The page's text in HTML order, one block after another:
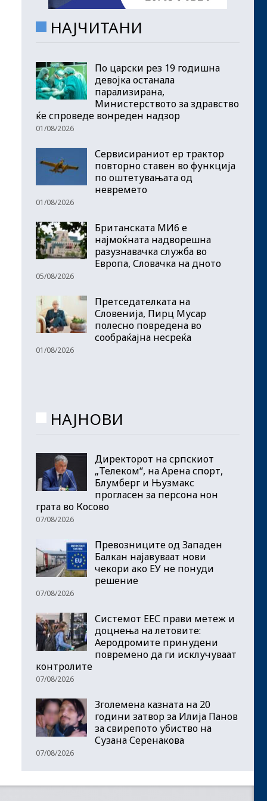
НАЈЧИТАНИ
По царски рез 19 годишна
девојка останала
парализирана,
Министерството за здравство
ќе спроведе вонреден надзор
01/08/2026
Сервисираниот ер трактор
повторно ставен во функција
по оштетувањата од
невремето
01/08/2026
Британската МИ6 е
најмоќната надворешна
разузнавачка служба во
Европа, Словачка на дното
05/08/2026
Претседателката на
Словенија, Пирц Мусар
полесно повредена во
сообраќајна несреќа
01/08/2026
НАЈНОВИ
Директорот на српскиот
„Телеком“, на Арена спорт,
Блумберг и Њузмакс
прогласен за персона нон
грата во Косово
07/08/2026
Превозниците од Западен
Балкан најавуваат нови
чекори ако ЕУ не понуди
решение
07/08/2026
Системот ЕЕС прави метеж и
доцнења на летовите:
Аеродромите принудени
повремено да ги исклучуваат
контролите
07/08/2026
Зголемена казната на 20
години затвор за Илија Панов
за свирепото убиство на
Сузана Серенакова
07/08/2026